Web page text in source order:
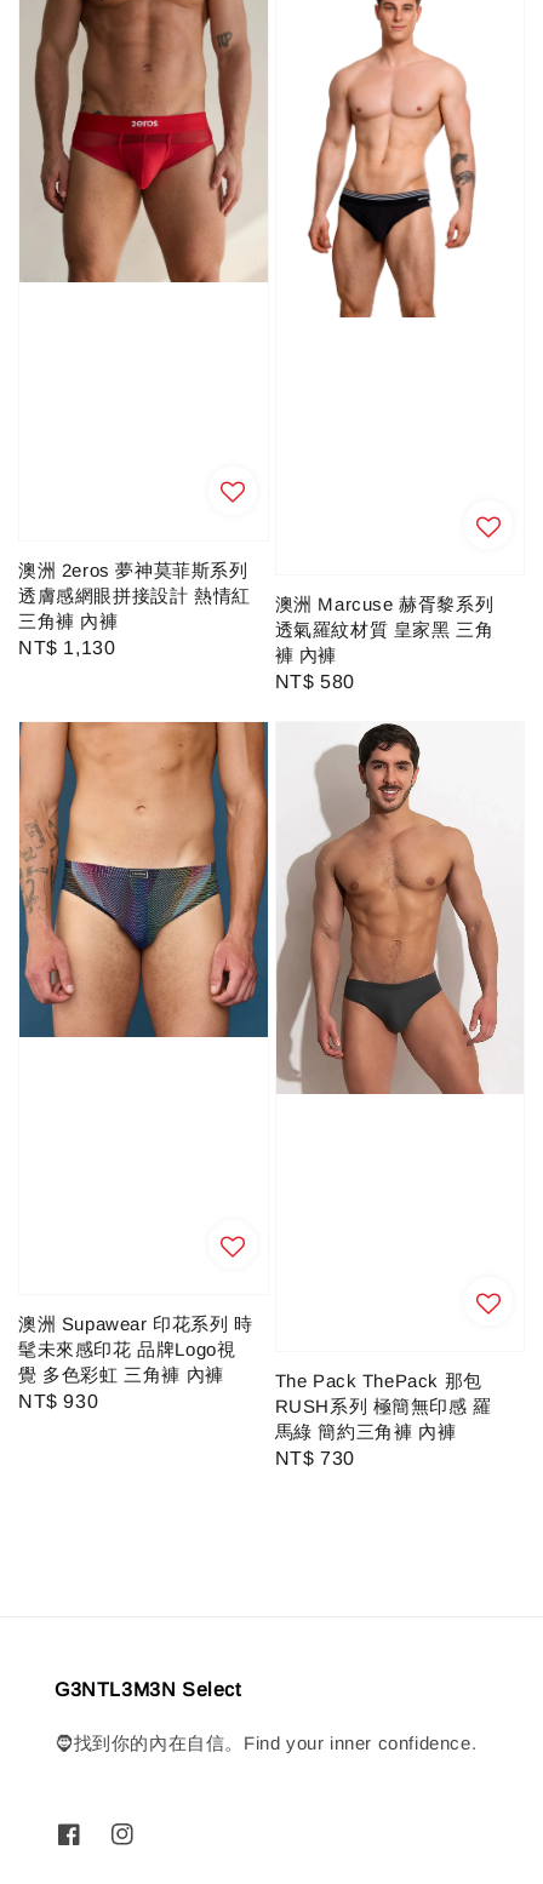
澳洲 2eros 夢神莫菲斯系列
透膚感網眼拼接設計 熱情紅
三角褲 內褲
Regular
NT$ 1,130
澳洲 Marcuse 赫胥黎系列
透氣羅紋材質 皇家黑 三角
褲 內褲
Regular
NT$ 580
澳洲 Supawear 印花系列 時
髦未來感印花 品牌Logo視
覺 多色彩虹 三角褲 內褲
Regular
NT$ 930
The Pack ThePack 那包
RUSH系列 極簡無印感 羅
馬綠 簡約三角褲 內褲
Regular
NT$ 730
G3NTL3M3N Select
🧔找到你的內在自信。Find your inner confidence.